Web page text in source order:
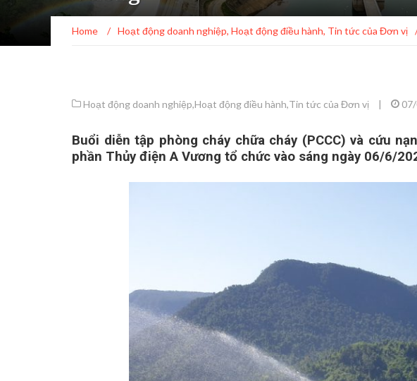
Home / Hoạt động doanh nghiệp, Hoạt động điều hành, Tin tức của Đơn vị
Hoạt động doanh nghiệp,Hoạt động điều hành,Tin tức của Đơn vị |
Buổi diễn tập phòng cháy chữa cháy (PCCC) và cứu
phần Thủy điện A Vương tổ chức vào sáng ngày 06/6/